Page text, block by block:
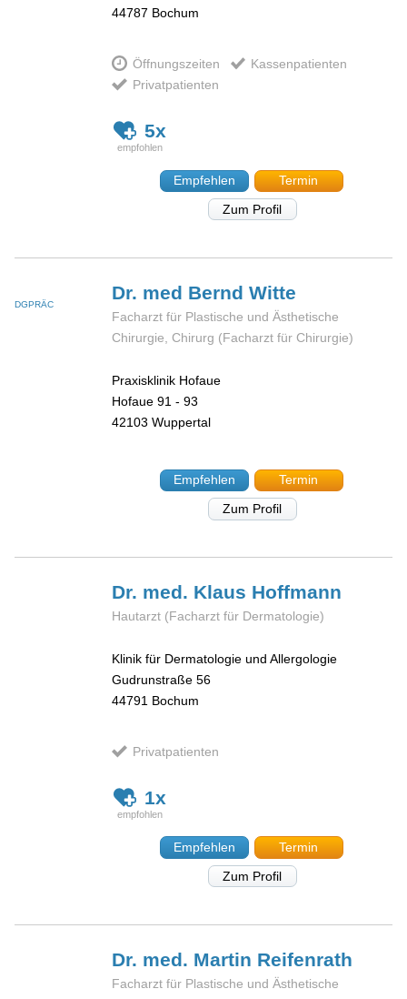
44787 Bochum
Öffnungszeiten
Kassenpatienten
Privatpatienten
5x
Empfehlen
Termin
Zum Profil
DGPRÄC
Dr. med BerndWitte
Facharzt für Plastische und Ästhetische
Chirurgie, Chirurg (Facharzt für Chirurgie)
Praxisklinik Hofaue
Hofaue 91 - 93
42103 Wuppertal
Empfehlen
Termin
Zum Profil
Dr. med. Klaus Hoffmann
Hautarzt (Facharzt für Dermatologie)
Klinik für Dermatologie und Allergologie
Gudrunstraße 56
44791 Bochum
Privatpatienten
1x
Empfehlen
Termin
Zum Profil
Dr. med. Martin Reifenrath
Facharzt für Plastische und Ästhetische